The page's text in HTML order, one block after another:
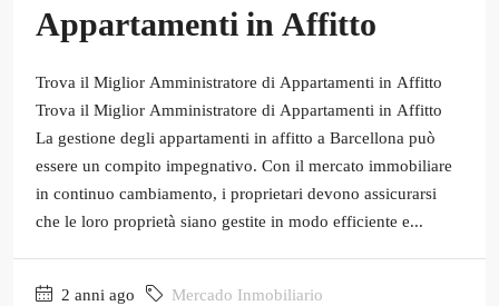
Appartamenti in Affitto
Trova il Miglior Amministratore di Appartamenti in Affitto
Trova il Miglior Amministratore di Appartamenti in Affitto
La gestione degli appartamenti in affitto a Barcellona può
essere un compito impegnativo. Con il mercato immobiliare
in continuo cambiamento, i proprietari devono assicurarsi
che le loro proprietà siano gestite in modo efficiente e...
2 anni ago Mercado Inmobiliario